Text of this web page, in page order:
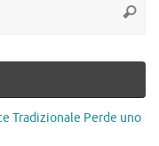
Tradizionale Perde uno